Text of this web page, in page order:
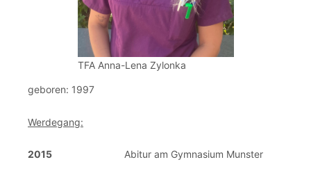
TFA Anna-Lena Zylonka
geboren: 1997
Werdegang:
2015 Abitur am Gymnasium Munster